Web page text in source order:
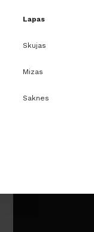
Lapas
Skujas
Mizas
Saknes